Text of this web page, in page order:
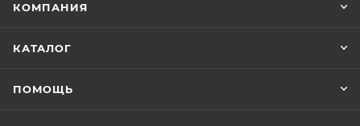
КОМПАНИЯ
КАТАЛОГ
ПОМОЩЬ